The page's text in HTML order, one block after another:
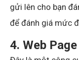
gửi lên cho bạn
để đánh giá mức
4. Web